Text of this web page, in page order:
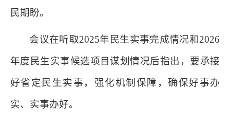
民期盼。
会议在听取2025年民生实事完成情况和2026
年度民生实事候选项目谋划情况后指出，要承接
好省定民生实事，强化机制保障，确保好事办
实、实事办好。